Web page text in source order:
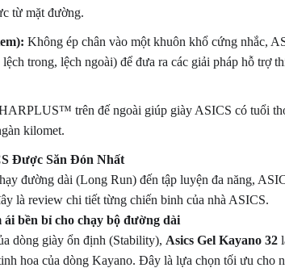
từ mặt đường.
Không ép chân vào một khuôn khổ cứng nhắc,
trong, lệch ngoài) để đưa ra các giải pháp hỗ trợ
trên đế ngoài giúp giày ASICS có tuổi
kilomet.
Được Săn Đón Nhất
đường dài (Long Run) đến tập luyện đa năng,
là review chi tiết từng chiến binh của nhà ASICS.
ái bền bỉ cho chạy bộ đường dài
dòng giày ổn định (Stability), Asics Gel Kayano 32
hoa của dòng Kayano. Đây là lựa chọn tối ưu cho